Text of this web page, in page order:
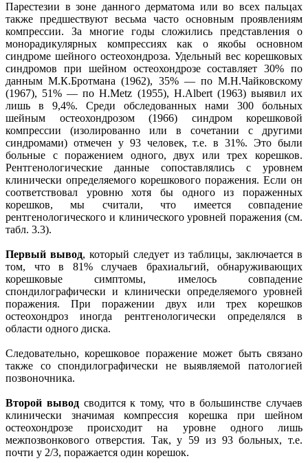
Парестезии в зоне данного дерматома или во всех пальцах
также предшествуют весьма часто основным проявлениям
компрессии. За многие годы сложились представления о
монорадикулярных компрессиях как о якобы основном
синдроме шейного остеохондроза. Удельный вес корешковых
синдромов при шейном остеохондрозе составляет 30% по
данным М.К.Бротмана (1962), 35% — по М.Н.Чайковскому
(1967), 51% — по H.Metz (1955), H.Albert (1963) выявил их
лишь в 9,4%. Среди обследованных нами 300 больных
шейным остеохондрозом (1966) синдром корешковой
компрессии (изолированно или в сочетании с другими
синдромами) отмечен у 93 человек, т.е. в 31%. Это были
больные с поражением одного, двух или трех корешков.
Рентгенологические данные сопоставлялись с уровнем
клинически определяемого корешкового поражения. Если он
соответствовал уровню хотя бы одного из пораженных
корешков, мы считали, что имеется совпадение
рентгенологического и клинического уровней поражения (см.
табл. 3.3).
Первый вывод, который следует из таблицы, заключается в
том, что в 81% случаев брахиальгий, обнаруживающих
корешковые симптомы, имелось совпадение
спондилографически и клинически определяемого уровней
поражения. При поражении двух или трех корешков
остеохондроз иногда рентгенологически определялся в
области одного диска.
Следовательно, корешковое поражение может быть связано
также со спондилографически не выявляемой патологией
позвоночника.
Второй выводсводится к тому, что в большинстве случаев
клинически значимая компрессия корешка при шейном
остеохондрозе происходит на уровне одного лишь
межпозвонкового отверстия. Так, у 59 из 93 больных, т.е.
почти у 2/3, поражается один корешок.